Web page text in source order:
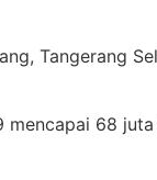
Tangerang
mencapai 68